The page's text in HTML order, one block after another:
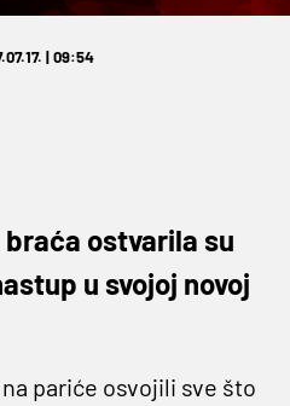
| 09:54
ostvarila su
u svojoj novoj
pariće osvojili sve što